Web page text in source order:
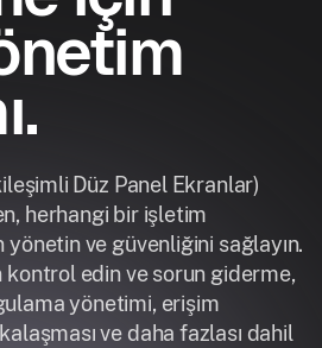
Düz Panel Ekranlar)
herhangi bir işletim
yönetin ve güvenliğini sağlayın.
kontrol edin ve sorun giderme,
yönetimi, erişim
ve daha fazlası dahil